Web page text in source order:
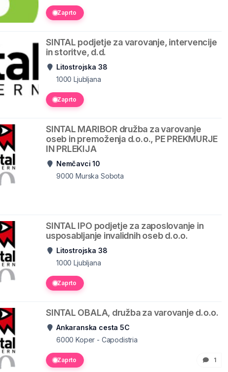
Zaprto
SINTAL podjetje za varovanje, intervencije
in storitve, d.d.
Litostrojska 38
1000 Ljubljana
Zaprto
SINTAL MARIBOR družba za varovanje
oseb in premoženja d.o.o., PE PREKMURJE
IN PRLEKIJA
Nemčavci 10
9000 Murska Sobota
SINTAL IPO podjetje za zaposlovanje in
usposabljanje invalidnih oseb d.o.o.
Litostrojska 38
1000 Ljubljana
Zaprto
SINTAL OBALA, družba za varovanje d.o.o.
Ankaranska cesta 5C
6000 Koper - Capodistria
Zaprto 1